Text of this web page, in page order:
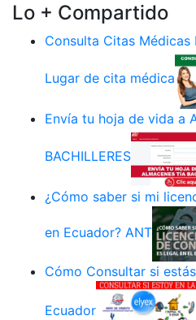
Lo + Compartido
Consulta Citas Médicas
Lugar de cita médica
Envía tu hoja de vida a
BACHILLERES
¿Cómo saber si mi
en Ecuador? ANT
Cómo Consultar si
Ecuador